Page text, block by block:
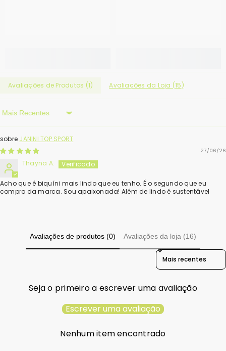
Avaliações de Produtos (1) Avaliações da Loja (15)
Sort By
JANINI TOP SPORT
27/06/26
Thayna A.
Acho que é biquíni mais lindo que eu tenho. É o segundo que eu
compro da marca. Sou apaixonada! Além de lindo é sustentável
Avaliações de produtos (0) Avaliações da loja (16)
Sort Reviews By
Seja o primeiro a escrever uma avaliação
Escrever uma avaliação
Nenhum item encontrado